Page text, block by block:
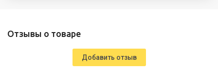
Отзывы о товаре
Добавить отзыв